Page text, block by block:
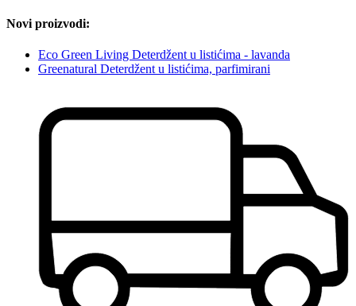
Novi proizvodi:
Eco Green Living Deterdžent u listićima - lavanda
Greenatural Deterdžent u listićima, parfimirani